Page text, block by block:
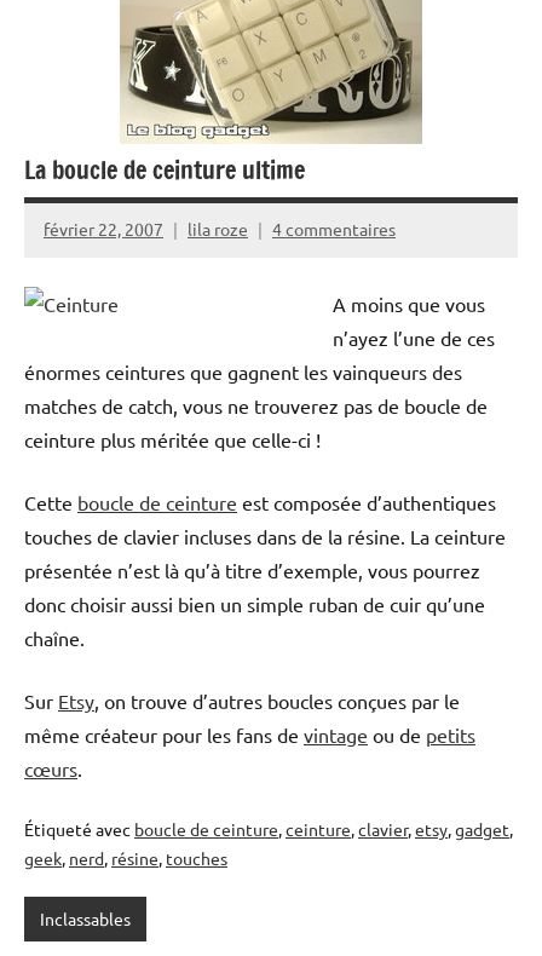
La boucle de ceinture ultime
février 22, 2007 lila roze 4 commentaires
A moins que vous
n’ayez l’une de ces
énormes ceintures que gagnent les vainqueurs des
matches de catch, vous ne trouverez pas de boucle de
ceinture plus méritée que celle-ci !
Cette boucle de ceinture est composée d’authentiques
touches de clavier incluses dans de la résine. La ceinture
présentée n’est là qu’à titre d’exemple, vous pourrez
donc choisir aussi bien un simple ruban de cuir qu’une
chaîne.
Sur Etsy , on trouve d’autres boucles conçues par le
même créateur pour les fans de vintage ou de petits
cœurs
Étiqueté avec boucle de ceinture,ceinture,clavier,etsy,gadget,
geek, nerd, résine, touches
Inclassables